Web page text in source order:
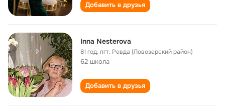
Добавить в друзья
Inna Nesterova
81 год,пгт. Ревда (Ловозерский район)
62 школа
Добавить в друзья